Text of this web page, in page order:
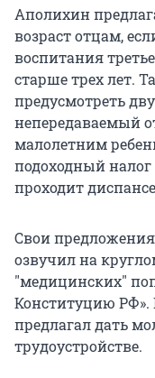
Аполихин
возраст отцам,
воспитания
старше трех лет.
предусмотреть
непередаваемый
малолетним
подоходный налог
проходит
Свои
озвучил на
"медицинских"
Конституцию РФ».
предлагал дать
трудоустройстве.